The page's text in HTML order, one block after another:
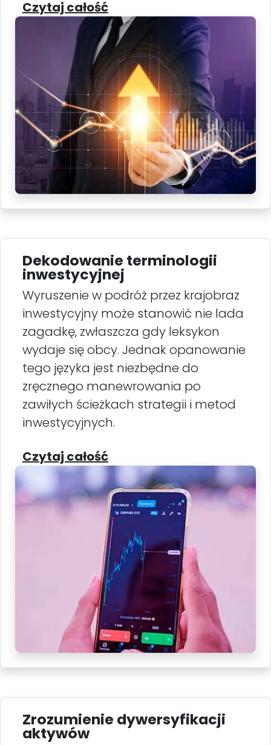
Czytaj całość
Dekodowanie terminologii
inwestycyjnej
Wyruszenie w podróż przez krajobraz
inwestycyjny może stanowić nie lada
zagadkę, zwłaszcza gdy leksykon
wydaje się obcy. Jednak opanowanie
tego języka jest niezbędne do
zręcznego manewrowania po
zawiłych ścieżkach strategii i metod
inwestycyjnych.
Czytaj całość
Zrozumienie dywersyfikacji
aktywów